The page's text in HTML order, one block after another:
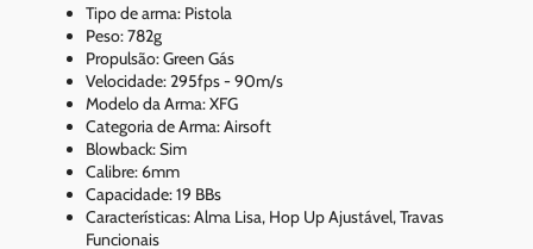
Tipo de arma: Pistola
Peso: 782g
Propulsão: Green Gás
Velocidade: 295fps - 90m/s
Modelo da Arma: XFG
Categoria de Arma: Airsoft
Blowback: Sim
Calibre: 6mm
Capacidade: 19 BBs
Características: Alma Lisa, Hop Up Ajustável, Travas
Funcionais